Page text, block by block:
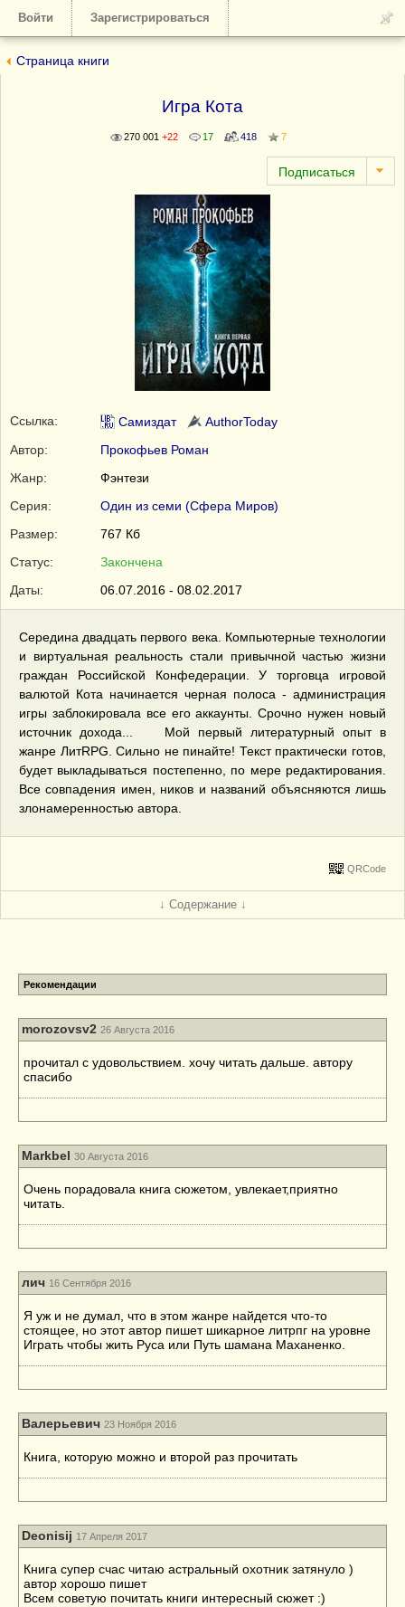
Войти Зарегистрироваться
Страница книги
Игра Кота
270 001 +22 17 418 7
Ссылка: Самиздат
AuthorToday
Автор:
Прокофьев Роман
Жанр:
Фэнтези
Серия:
Один из семи (Сфера Миров)
Размер:
767 Кб
Статус:
Закончена
Даты:
06.07.2016 - 08.02.2017
Середина двадцать первого века. Компьютерные технологии
и виртуальная реальность стали привычной частью жизни
граждан Российской Конфедерации. У торговца игровой
валютой Кота начинается черная полоса - администрация
игры заблокировала все его аккаунты. Срочно нужен новый
источник дохода... Мой первый литературный опыт в
жанре ЛитRPG. Сильно не пинайте! Текcт практически готов,
будет выкладываться постепенно, по мере редактирования.
Все совпадения имен, ников и названий объясняются лишь
злонамеренностью автора.
QRCode
↓ Содержание ↓
Рекомендации
morozovsv2 26 Августа 2016
прочитал с удовольствием. хочу читать дальше. автору
спасибо
Markbel 30 Августа 2016
Очень порадовала книга сюжетом, увлекает,приятно
читать.
лич 16 Сентября 2016
Я уж и не думал, что в этом жанре найдется что-то
стоящее, но этот автор пишет шикарное литрпг на уровне
Играть чтобы жить Руса или Путь шамана Маханенко.
Валерьевич 23 Ноября 2016
Книга, которую можно и второй раз прочитать
Deonisij 17 Апреля 2017
Книга супер счас читаю астральный охотник затянуло )
автор хорошо пишет
Всем советую почитать книги интересный сюжет :)